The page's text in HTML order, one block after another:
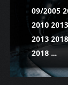
09/2005
2010 2013
2013 2018
2018 ...